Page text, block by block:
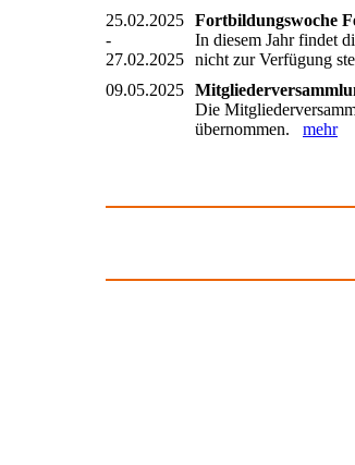
25.02.2025
-
27.02.2025
Fortbildungswoche
In diesem Jahr findet
nicht zur Verfügung
09.05.2025
Die
übernommen. mehr